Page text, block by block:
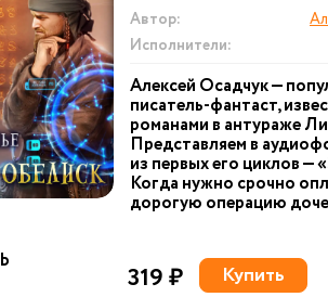
Автор:
Исполнители:
Алексей Осадчук —
писатель-фантаст,
романами в антураже
Представляем в
из первых его циклов —
Когда нужно срочно
дорогую операцию
319 ₽ Купить